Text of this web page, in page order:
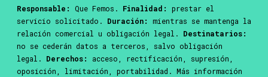
Responsable: Que Femos. Finalidad:
prestar el
servicio solicitado. Duración:
mientras se mantenga la
relación comercial u obligación legal. Destinatarios:
no se cederán datos a terceros, salvo obligación
legal. Derechos:
acceso, rectificación, supresión,
oposición, limitación, portabilidad. Más información